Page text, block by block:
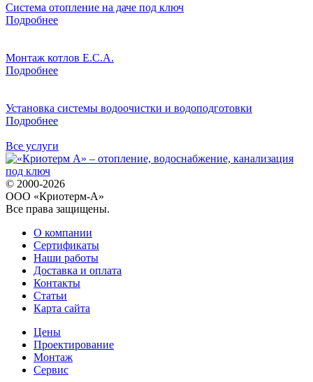
Система отопление на даче под ключ
Подробнее
Монтаж котлов E.C.A.
Подробнее
Установка системы водоочистки и водоподготовки
Подробнее
Все услуги
© 2000-2026
ООО «Криотерм-А»
Все права защищены.
О компании
Сертификаты
Наши работы
Доставка и оплата
Контакты
Статьи
Карта сайта
Цены
Проектирование
Монтаж
Сервис